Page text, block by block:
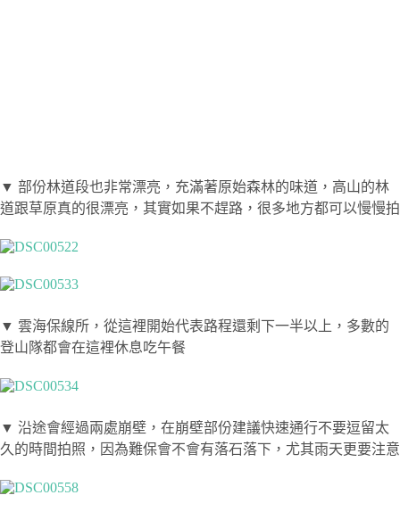
▼ 部份林道段也非常漂亮，充滿著原始森林的味道，高山的林
道跟草原真的很漂亮，其實如果不趕路，很多地方都可以慢慢拍
▼ 雲海保線所，從這裡開始代表路程還剩下一半以上，多數的
登山隊都會在這裡休息吃午餐
▼ 沿途會經過兩處崩壁，在崩壁部份建議快速通行不要逗留太
久的時間拍照，因為難保會不會有落石落下，尤其雨天更要注意